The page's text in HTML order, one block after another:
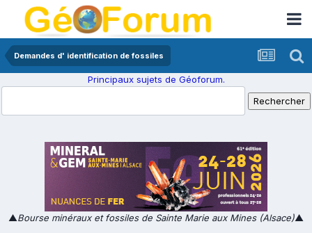
Demandes d' identification de fossiles
Principaux sujets de Géoforum.
▲Bourse minéraux et fossiles de Sainte Marie aux Mines (Alsace)▲